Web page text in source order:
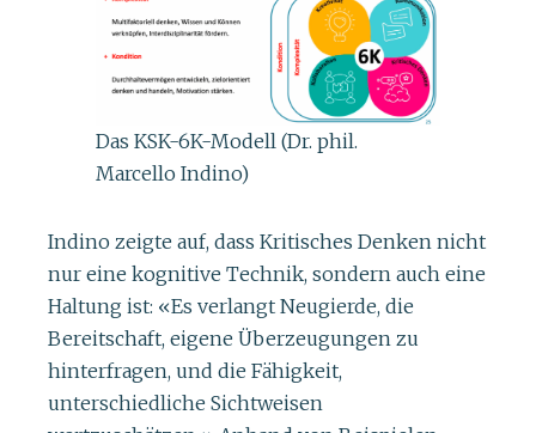
Das KSK-6K-Modell (Dr. phil.
Marcello Indino)
Indino zeigte auf, dass Kritisches Denken nicht
nur eine kognitive Technik, sondern auch eine
Haltung ist: «Es verlangt Neugierde, die
Bereitschaft, eigene Überzeugungen zu
hinterfragen, und die Fähigkeit,
unterschiedliche Sichtweisen